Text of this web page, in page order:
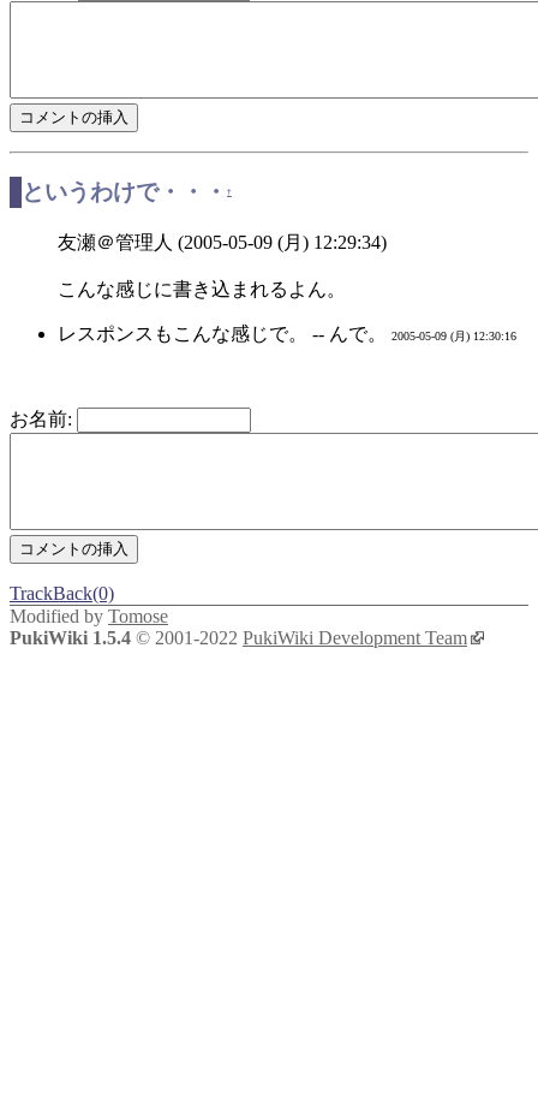
というわけで・・・ †
友瀬＠管理人 (2005-05-09 (月) 12:29:34)
こんな感じに書き込まれるよん。
レスポンスもこんな感じで。 -- んで。 2005-05-09 (月) 12:30:16
お名前:
TrackBack(0)
Modified by Tomose
PukiWiki 1.5.4 © 2001-2022 PukiWiki Development Team